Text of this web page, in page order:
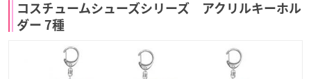
コスチュームシューズシリーズ アクリルキーホル
ダー 7種